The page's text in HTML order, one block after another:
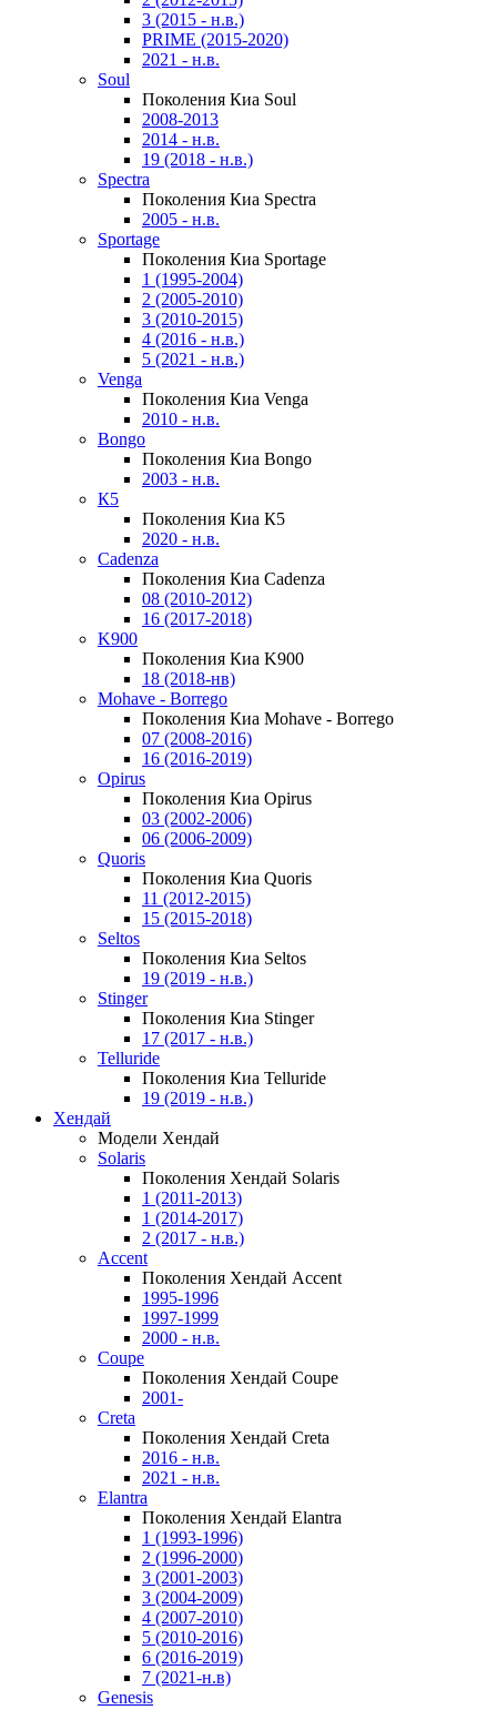
3 (2015 - н.в.)
PRIME (2015-2020)
2021 - н.в.
Soul
Поколения Киа Soul
2008-2013
2014 - н.в.
19 (2018 - н.в.)
Spectra
Поколения Киа Spectra
2005 - н.в.
Sportage
Поколения Киа Sportage
1 (1995-2004)
2 (2005-2010)
3 (2010-2015)
4 (2016 - н.в.)
5 (2021 - н.в.)
Venga
Поколения Киа Venga
2010 - н.в.
Bongo
Поколения Киа Bongo
2003 - н.в.
К5
Поколения Киа К5
2020 - н.в.
Cadenza
Поколения Киа Cadenza
08 (2010-2012)
16 (2017-2018)
K900
Поколения Киа K900
18 (2018-нв)
Mohave - Borrego
Поколения Киа Mohave - Borrego
07 (2008-2016)
16 (2016-2019)
Opirus
Поколения Киа Opirus
03 (2002-2006)
06 (2006-2009)
Quoris
Поколения Киа Quoris
11 (2012-2015)
15 (2015-2018)
Seltos
Поколения Киа Seltos
19 (2019 - н.в.)
Stinger
Поколения Киа Stinger
17 (2017 - н.в.)
Telluride
Поколения Киа Telluride
19 (2019 - н.в.)
Хендай
Модели Хендай
Solaris
Поколения Хендай Solaris
1 (2011-2013)
1 (2014-2017)
2 (2017 - н.в.)
Accent
Поколения Хендай Accent
1995-1996
1997-1999
2000 - н.в.
Coupe
Поколения Хендай Coupe
2001-
Creta
Поколения Хендай Creta
2016 - н.в.
2021 - н.в.
Elantra
Поколения Хендай Elantra
1 (1993-1996)
2 (1996-2000)
3 (2001-2003)
3 (2004-2009)
4 (2007-2010)
5 (2010-2016)
6 (2016-2019)
7 (2021-н.в)
Genesis